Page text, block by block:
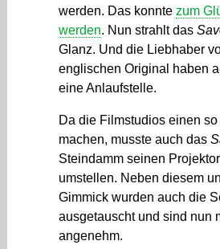
werden. Das konnte zum
werden. Nun strahlt das
Glanz. Und die Liebhaber
englischen Original haben
eine Anlaufstelle.
Da die Filmstudios einen
machen, musste auch das
Steindamm seinen
umstellen. Neben diesem
Gimmick wurden auch die
ausgetauscht und sind nun
angenehm.